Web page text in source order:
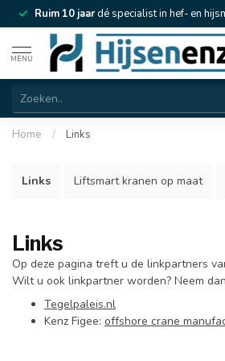
Ruim 10 jaardé specialist in hef- en
MENU
Home / Links
Links Liftsmart kranen op maat
Links
Op deze pagina treft u de linkpartners
Wilt u ook linkpartner worden? Neem
Tegelpaleis.nl
Kenz Figee: offshore crane